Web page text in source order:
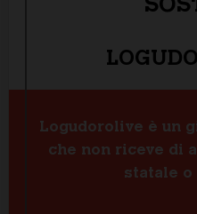
Logudorolive è un
che non riceve di
statale o